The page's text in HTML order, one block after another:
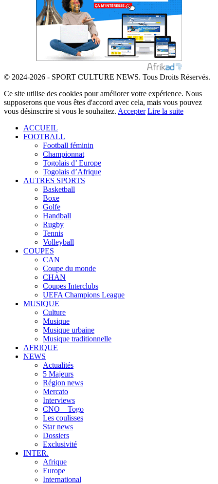
© 2024-2026 - SPORT CULTURE NEWS. Tous Droits Réservés.
Ce site utilise des cookies pour améliorer votre expérience. Nous
supposerons que vous êtes d'accord avec cela, mais vous pouvez
vous désinscrire si vous le souhaitez. Accepter Lire la suite
ACCUEIL
FOOTBALL
Football féminin
Championnat
Togolais d’ Europe
Togolais d’Afrique
AUTRES SPORTS
Basketball
Boxe
Golfe
Handball
Rugby
Tennis
Volleyball
COUPES
CAN
Coupe du monde
CHAN
Coupes Interclubs
UEFA Champions League
MUSIQUE
Culture
Musique
Musique urbaine
Musique traditionnelle
AFRIQUE
NEWS
Actualités
5 Majeurs
Région news
Mercato
Interviews
CNO – Togo
Les coulisses
Star news
Dossiers
Exclusivité
INTER.
Afrique
Europe
International